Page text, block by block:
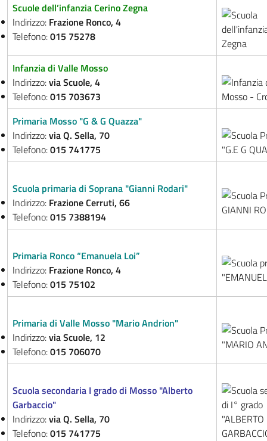
Scuole dell’infanzia Cerino Zegna
Indirizzo: Frazione Ronco, 4
Telefono:015 75278
Infanzia di Valle Mosso
Indirizzo:via Scuole, 4
Telefono:015 703673
Primaria Mosso "G & G Quazza"
Indirizzo:via Q. Sella, 70
Telefono:015 741775
Scuola primaria di Soprana "Gianni Rodari"
Indirizzo: Frazione Cerruti, 66
Telefono:015 7388194
Primaria Ronco “Emanuela Loi”
Indirizzo: Frazione Ronco, 4
Telefono:015 75102
Primaria di Valle Mosso "Mario Andrion"
Indirizzo:via Scuole, 12
Telefono:015 706070
Scuola secondaria I grado di Mosso "Alberto
Garbaccio"
Indirizzo:via Q. Sella, 70
Telefono:015 741775